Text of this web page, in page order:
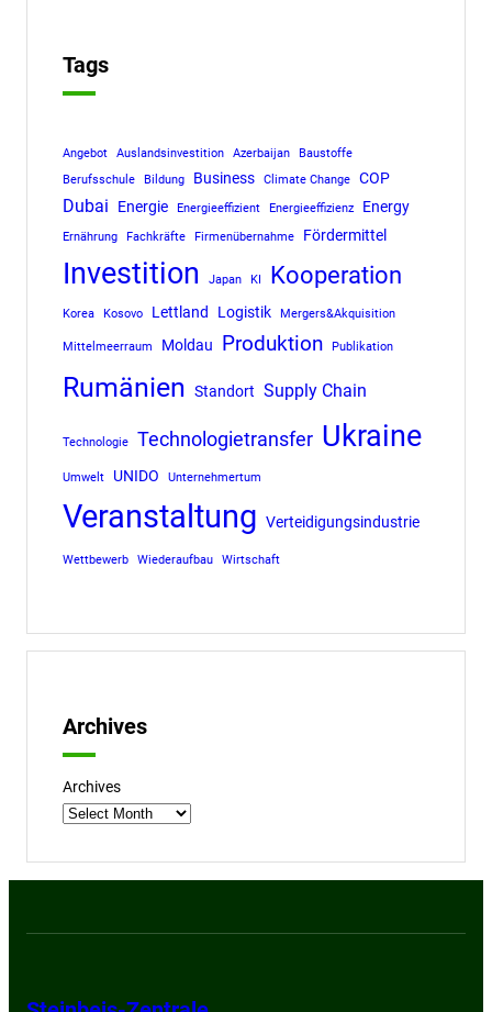
Tags
Angebot Auslandsinvestition Azerbaijan
Baustoffe
Berufsschule
Bildung Business Climate Change COP
Dubai Energie Energieeffizient Energieeffizienz Energy
Ernährung Fachkräfte Firmenübernahme Fördermittel
Investition Japan KI Kooperation
Korea Kosovo Lettland Logistik Mergers&Akquisition
Mittelmeerraum Moldau Produktion Publikation
Rumänien Standort Supply Chain
Technologie Technologietransfer Ukraine
Umwelt UNIDO Unternehmertum
Veranstaltung Verteidigungsindustrie
Wettbewerb Wiederaufbau Wirtschaft
Archives
Archives